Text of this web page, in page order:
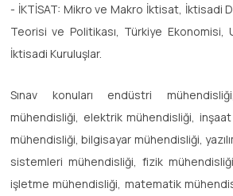
- İKTİSAT: Mikro ve Makro İktisat, İktisadi
Teorisi ve Politikası, Türkiye Ekonomisi,
İktisadi Kuruluşlar.
Sınav konuları endüstri
mühendisliği, elektrik mühendisliği,
mühendisliği, bilgisayar mühendisliği,
sistemleri mühendisliği, fizik
işletme mühendisliği, matematik